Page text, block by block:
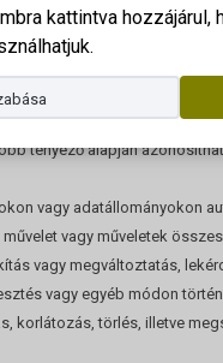
kattintva hozzájárul,
azonosítható természetes
név, szám,
szellemi,
tényező alapján
vagy adatállományokon
vagy műveletek
vagy megváltoztatás,
vagy egyéb módon
korlátozás, törlés, illetve